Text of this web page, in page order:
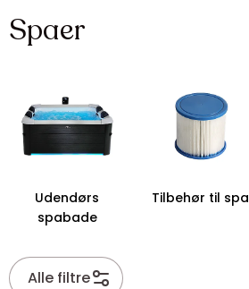
Spaer
Udendørs
spabade
Tilbehør til spa
Alle filtre